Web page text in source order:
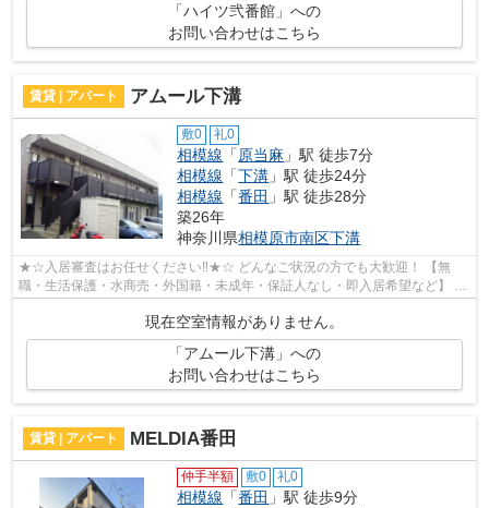
「ハイツ弐番館」への
お問い合わせはこちら
賃貸 | アパート アムール下溝
敷0 礼0
相模線 「 原当麻 」駅 徒歩7分
相模線 「下溝 」駅 徒歩24分
相模線 「番田 」駅 徒歩28分
築26年
神奈川県相模原市南区下溝
★☆入居審査はお任せください‼★☆ どんなご状況の方でも大歓迎！ 【無
職・生活保護・水商売・外国籍・未成年・保証人なし・即入居希望など】 ネ
ット非公開の物件からもお探し致します‼ ...
現在空室情報がありません。
「アムール下溝」への
お問い合わせはこちら
賃貸 | アパート MELDIA番田
仲手半額 敷0 礼0
相模線 「番田 」駅 徒歩9分